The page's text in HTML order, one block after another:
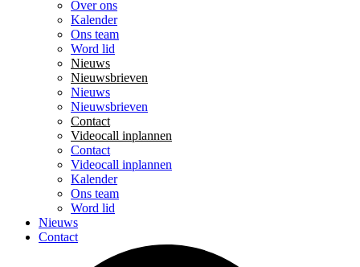
Over ons
Kalender
Ons team
Word lid
Nieuws
Nieuwsbrieven
Nieuws
Nieuwsbrieven
Contact
Videocall inplannen
Contact
Videocall inplannen
Kalender
Ons team
Word lid
Nieuws
Contact